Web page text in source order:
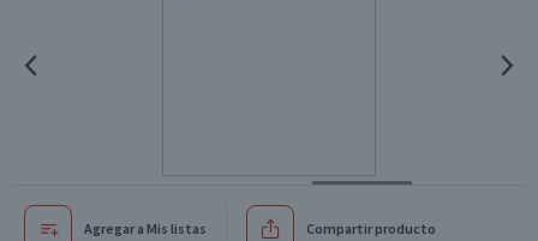
Agregar a Mis listas Compartir producto